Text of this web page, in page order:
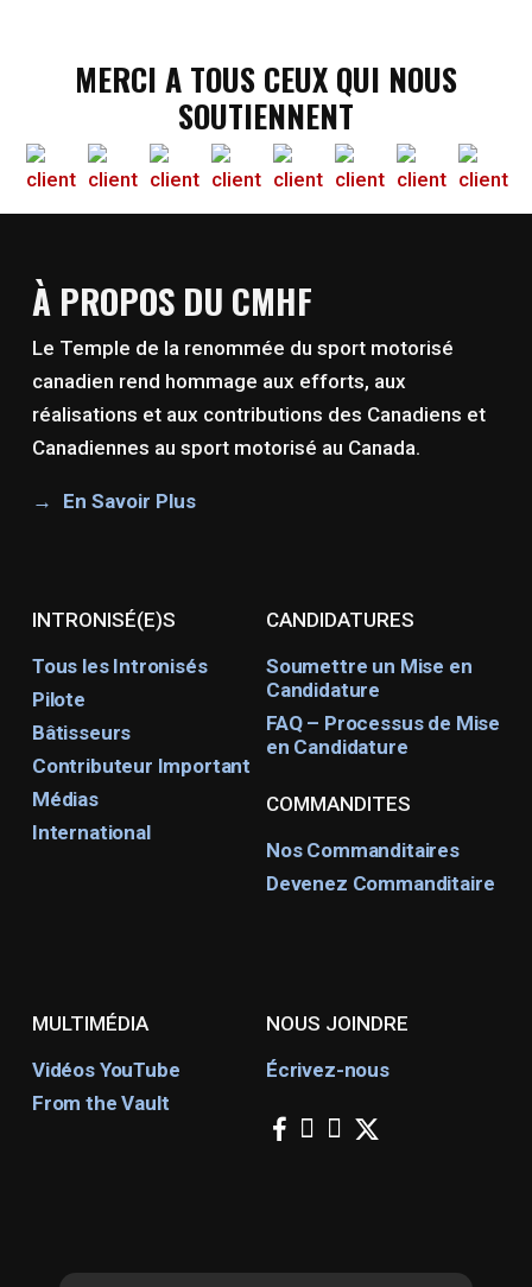
MERCI A TOUS CEUX QUI NOUS
SOUTIENNENT
À PROPOS DU CMHF
Le Temple de la renommée du sport motorisé
canadien rend hommage aux efforts, aux
réalisations et aux contributions des Canadiens et
Canadiennes au sport motorisé au Canada.
En Savoir Plus
INTRONISÉ(E)S
Tous les Intronisés
Pilote
Bâtisseurs
Contributeur Important
Médias
International
CANDIDATURES
Soumettre un Mise en
Candidature
FAQ – Processus de Mise
en Candidature
COMMANDITES
Nos Commanditaires
Devenez Commanditaire
MULTIMÉDIA
Vidéos YouTube
From the Vault
NOUS JOINDRE
Écrivez-nous
facebook
instagram
youtube
x-